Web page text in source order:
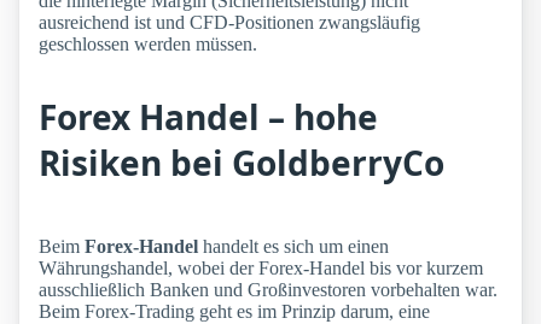
ausreichend ist und CFD-Positionen zwangsläufig
geschlossen werden müssen.
Forex Handel – hohe
Risiken bei GoldberryCo
Beim Forex-Handel handelt es sich um einen
Währungshandel, wobei der Forex-Handel bis vor kurzem
ausschließlich Banken und Großinvestoren vorbehalten war.
Beim Forex-Trading geht es im Prinzip darum, eine